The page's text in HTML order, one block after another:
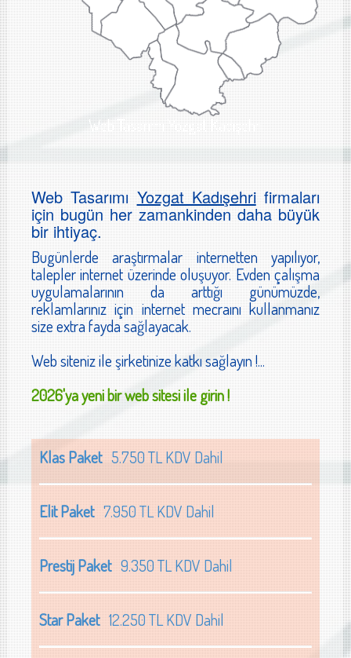
Web Tasarımı Yozgat Kadışehri
Web TasarımıYozgat Kadışehrifirmaları
için bugün her zamankinden daha büyük
bir ihtiyaç.
Bugünlerde araştırmalar internetten yapılıyor,
talepler internet üzerinde oluşuyor. Evden çalışma
uygulamalarının da arttığı günümüzde,
reklamlarınız için internet mecraını kullanmanız
size extra fayda sağlayacak.
Web siteniz ile şirketinize katkı sağlayın !...
2026'ya yeni bir web sitesi ile girin !
Klas Paket5.750 TL KDV Dahil
Elit Paket7.950 TL KDV Dahil
Prestij Paket9.350 TL KDV Dahil
Star Paket12.250 TL KDV Dahil